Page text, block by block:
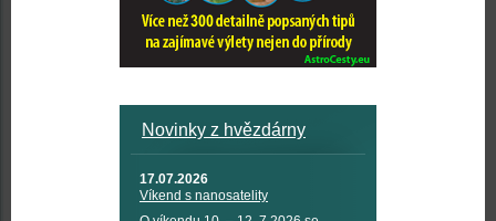
Novinky z hvězdárny
17.07.2026
Víkend s nanosatelity